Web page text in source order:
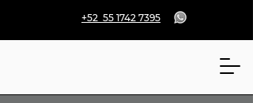
+52 55 1742 7395